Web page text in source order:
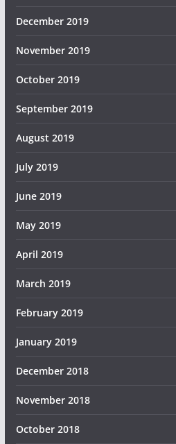
December 2019
November 2019
October 2019
September 2019
August 2019
July 2019
June 2019
May 2019
April 2019
March 2019
February 2019
January 2019
December 2018
November 2018
October 2018